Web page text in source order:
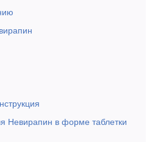
Невирапин в форме таблетки